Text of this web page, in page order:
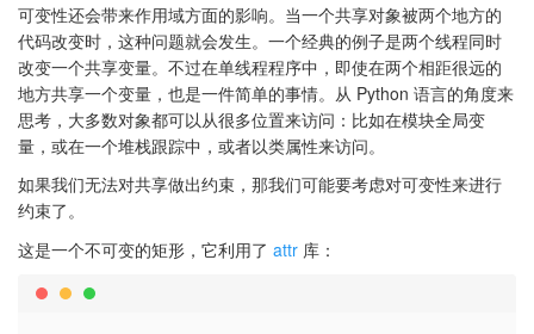
可变性还会带来作用域方面的影响。当一个共享对象被两个地方的
代码改变时，这种问题就会发生。一个经典的例子是两个线程同时
改变一个共享变量。不过在单线程程序中，即使在两个相距很远的
地方共享一个变量，也是一件简单的事情。从 Python 语言的角度来
思考，大多数对象都可以从很多位置来访问：比如在模块全局变
量，或在一个堆栈跟踪中，或者以类属性来访问。
如果我们无法对共享做出约束，那我们可能要考虑对可变性来进行
约束了。
这是一个不可变的矩形，它利用了 attr 库：